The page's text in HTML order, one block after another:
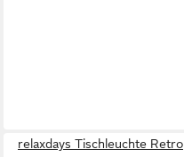
relaxdays Tischleuchte Retro